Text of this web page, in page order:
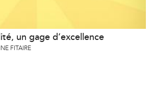
un gage d’excellence
FITAIRE